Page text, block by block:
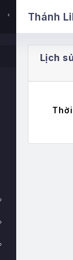
Thánh
Lịch